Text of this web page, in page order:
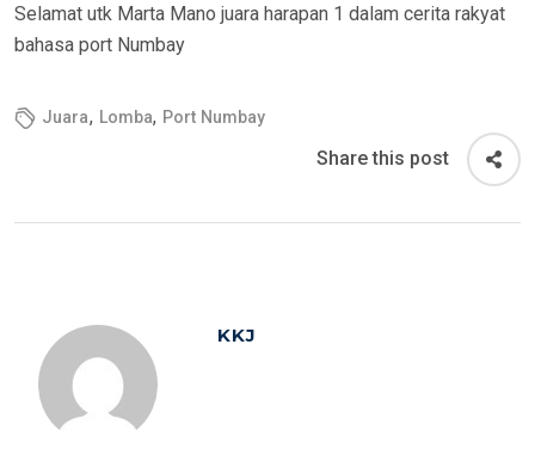
Selamat utk Marta Mano juara harapan 1 dalam cerita rakyat
bahasa port Numbay
Juara, Lomba, Port Numbay
Share this post
KKJ